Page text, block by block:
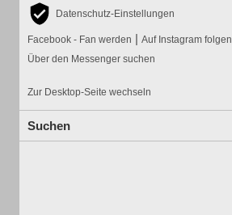
Datenschutz-Einstellungen
Facebook - Fan werden | Auf Instagram folgen
Über den Messenger suchen
Zur Desktop-Seite wechseln
Suchen